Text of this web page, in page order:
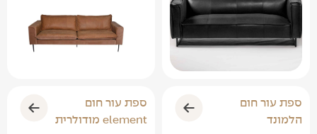
ספת עור חום
הלמונד
ספת עור חום
element מודולרית